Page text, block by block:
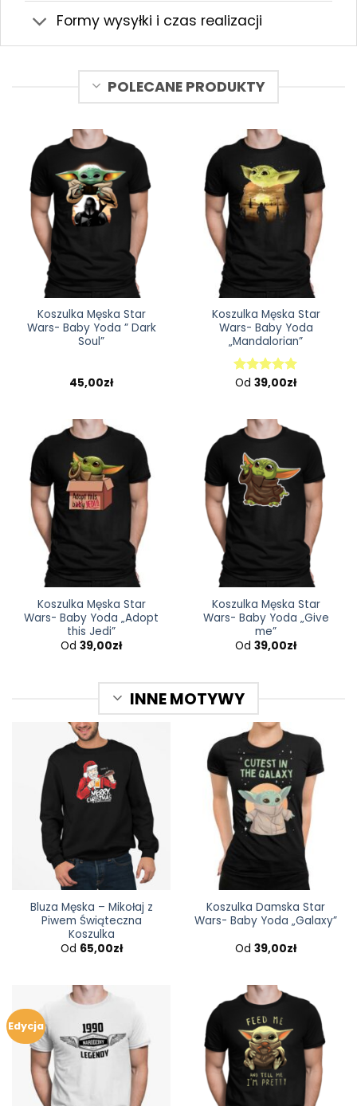
Formy wysyłki i czas realizacji
POLECANE PRODUKTY
Koszulka Męska Star
Wars- Baby Yoda ” Dark
Soul”
45,00zł
Koszulka Męska Star
Wars- Baby Yoda
„Mandalorian”
Oceniono
Od 39,00zł
Koszulka Męska Star
Wars- Baby Yoda „Adopt
this Jedi”
Od 39,00zł
Koszulka Męska Star
Wars- Baby Yoda „Give
me”
Od 39,00zł
INNE MOTYWY
Bluza Męska – Mikołaj z
Piwem Świąteczna
Koszulka
Od 65,00zł
Koszulka Damska Star
Wars- Baby Yoda „Galaxy”
Od 39,00zł
Edycja